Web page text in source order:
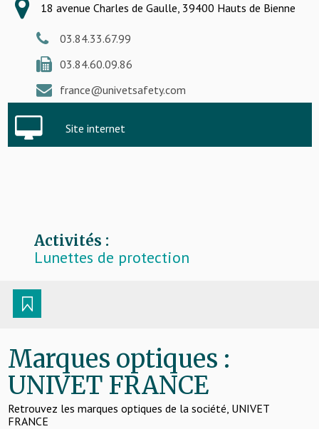
18 avenue Charles de Gaulle, 39400 Hauts de Bienne
03.84.33.67.99
03.84.60.09.86
france@univetsafety.com
Site internet
Activités :
Lunettes de protection
Marques optiques :
UNIVET FRANCE
Retrouvez les marques optiques de la société, UNIVET
FRANCE